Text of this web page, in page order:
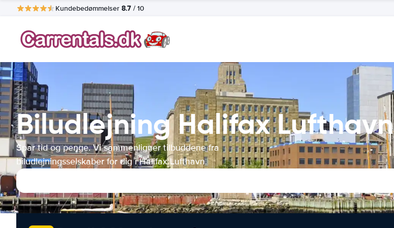
Kundebedømmelser 8.7 / 10
Biludlejning Halifax Lufthavn
Spar tid og penge. Vi sammenligner tilbuddene fra
biludlejningsselskaber for dig i Halifax Lufthavn.